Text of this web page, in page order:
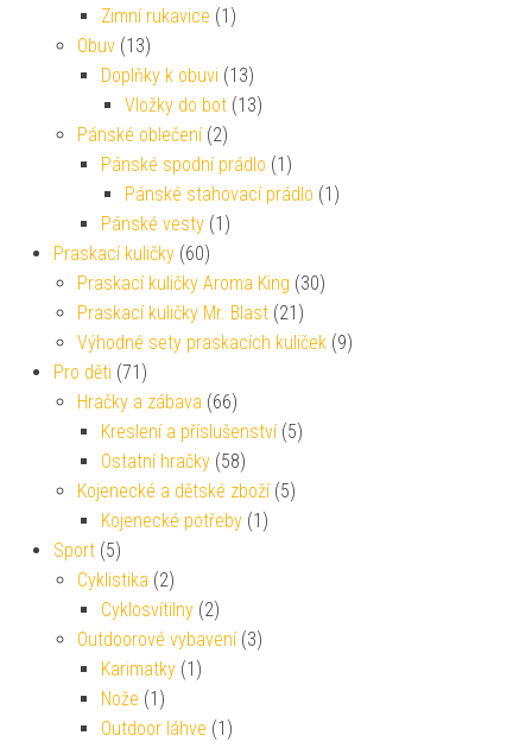
Zimní rukavice (1)
Obuv (13)
Doplňky k obuvi (13)
Vložky do bot (13)
Pánské oblečení (2)
Pánské spodní prádlo (1)
Pánské stahovací prádlo (1)
Pánské vesty (1)
Praskací kuličky (60)
Praskací kuličky Aroma King (30)
Praskací kuličky Mr. Blast (21)
Výhodné sety praskacích kuliček (9)
Pro děti (71)
Hračky a zábava (66)
Kreslení a příslušenství (5)
Ostatní hračky (58)
Kojenecké a dětské zboží (5)
Kojenecké potřeby (1)
Sport (5)
Cyklistika (2)
Cyklosvítilny (2)
Outdoorové vybavení (3)
Karimatky (1)
Nože (1)
Outdoor láhve (1)